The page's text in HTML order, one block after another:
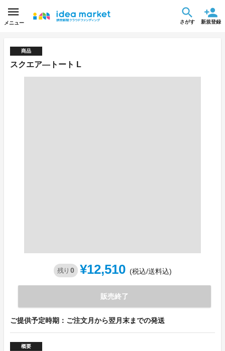
メニュー さがす 新規登録
商品
スクエア―トート L
残り 0 ¥12,510 (税込/送料込)
販売終了
ご提供予定時期：ご注文月から翌月末までの発送
概要